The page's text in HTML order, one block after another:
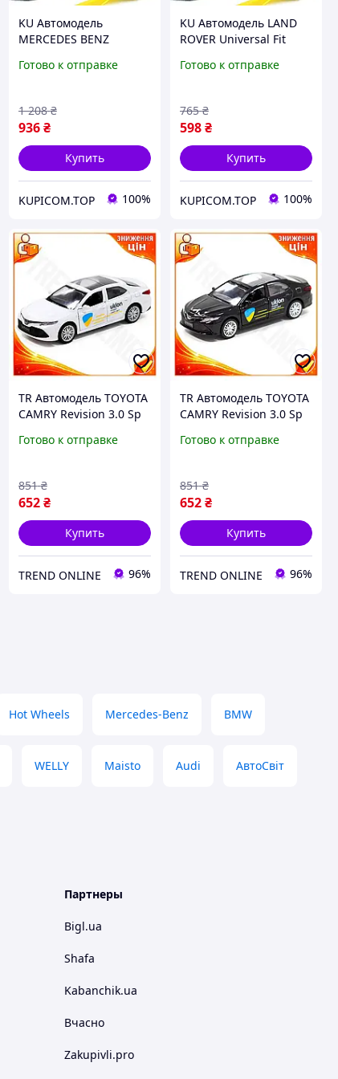
KU Автомодель
MERCEDES BENZ
БЫСТРАЯ ПОМОЩЬ
машинка для детей и
вз Uni2L_K
Готово к отправке
936 ₴
1 208 ₴
Купить
KUPICOM.TOP 100%
KU Автомодель LAND
ROVER Universal Fit
Шевроны Героев для
детей от 3 л Uni2L_K
Готово к отправке
598₴
765 ₴
Купить
KUPICOM.TOP 100%
TR Автомодель TOYOTA
CAMRY Revision 3.0 Sp
металлическая
машинка для детей и
SpeR-4N
Готово к отправке
652 ₴
851 ₴
Купить
TREND ONLINE 96%
TR Автомодель TOYOTA
CAMRY Revision 3.0 Sp
металлический
коллекционировани
SpeR-4N
Готово к отправке
652₴
851 ₴
Купить
TREND ONLINE 96%
Hot Wheels Mercedes-Benz BMW
WELLY Maisto Audi АвтоСвіт
Партнеры
Bigl.ua
Shafa
Kabanchik.ua
Вчасно
Zakupivli.pro